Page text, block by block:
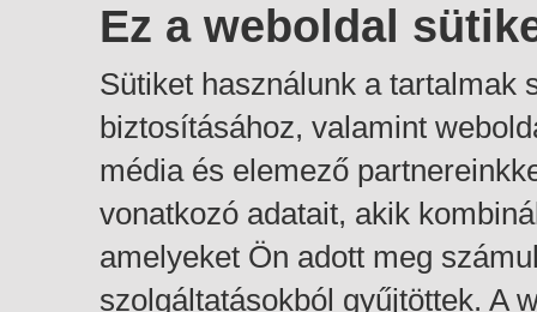
Ez a weboldal
Sütiket használunk a tartalmak
biztosításához, valamint
média és elemező
vonatkozó adatait, akik
amelyeket Ön adott meg
szolgáltatásokból gyűjtöttek. A